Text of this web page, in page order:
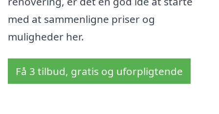
med at sammenligne priser og
muligheder her.
Få 3 tilbud, gratis og uforpligtende